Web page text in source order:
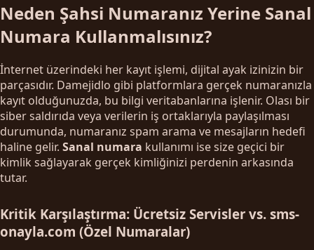
Neden Şahsi Numaranız Yerine Sanal
Numara Kullanmalısınız?
İnternet üzerindeki her kayıt işlemi, dijital ayak izinizin bir
parçasıdır. Damejidlo gibi platformlara gerçek numaranızla
kayıt olduğunuzda, bu bilgi veritabanlarına işlenir. Olası bir
siber saldırıda veya verilerin iş ortaklarıyla paylaşılması
durumunda, numaranız spam arama ve mesajların hedefi
haline gelir. Sanal numara kullanımı ise size geçici bir
kimlik sağlayarak gerçek kimliğinizi perdenin arkasında
tutar.
Kritik Karşılaştırma: Ücretsiz Servisler vs. sms-
onayla.com (Özel Numaralar)